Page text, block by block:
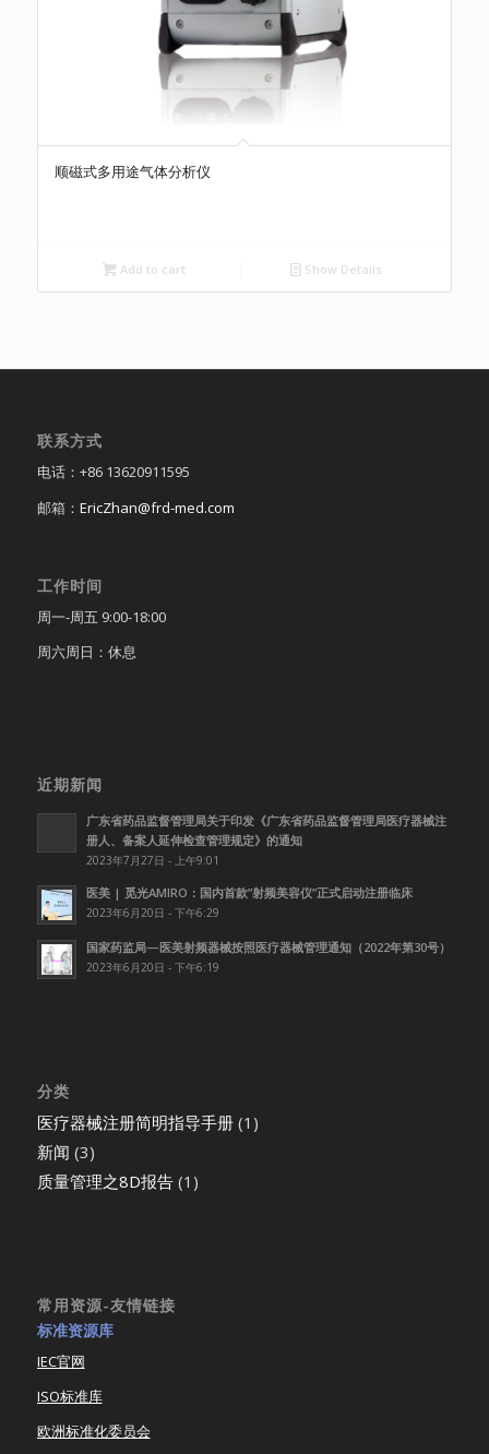
顺磁式多用途气体分析仪
Add to cart Show Details
联系方式
电话：+86 13620911595
邮箱： EricZhan@frd-med.com
工作时间
周一-周五 9:00-18:00
周六周日：休息
近期新闻
广东省药品监督管理局关于印发《广东省药品监督管理局医疗器械注
册人、备案人延伸检查管理规定》的通知
2023年7月27日 - 上午9:01
医美 | 觅光AMIRO：国内首款”射频美容仪”正式启动注册临床
2023年6月20日 - 下午6:29
国家药监局—医美射频器械按照医疗器械管理通知（2022年第30号）
2023年6月20日 - 下午6:19
分类
医疗器械注册简明指导手册(1)
新闻 (3)
质量管理之8D报告(1)
常用资源-友情链接
标准资源库
IEC官网
ISO标准库
欧洲标准化委员会